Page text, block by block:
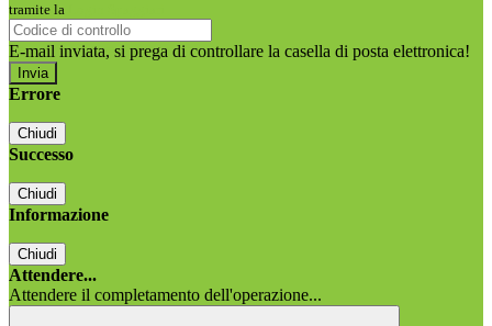
tramite la
E-mail inviata, si prega di controllare la casella di posta elettronica!
Errore
Chiudi
Successo
Chiudi
Informazione
Chiudi
Attendere...
Attendere il completamento dell'operazione...